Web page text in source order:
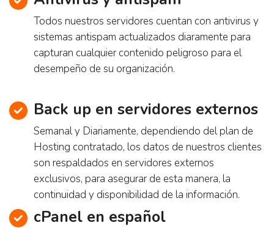
Todos nuestros servidores cuentan con antivirus y
sistemas antispam actualizados diaramente para
capturan cualquier contenido peligroso para el
desempeño de su organización.
Back up en servidores externos
Semanal y Diariamente, dependiendo del plan de
Hosting contratado, los datos de nuestros clientes
son respaldados en servidores externos
exclusivos, para asegurar de esta manera, la
continuidad y disponibilidad de la información.
cPanel en español